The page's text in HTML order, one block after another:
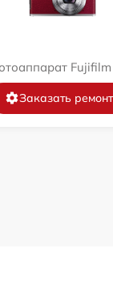
Fujifilm
Заказать ремонт